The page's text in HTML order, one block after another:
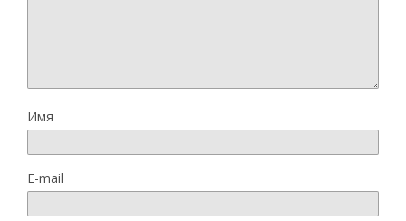
Имя
E-mail